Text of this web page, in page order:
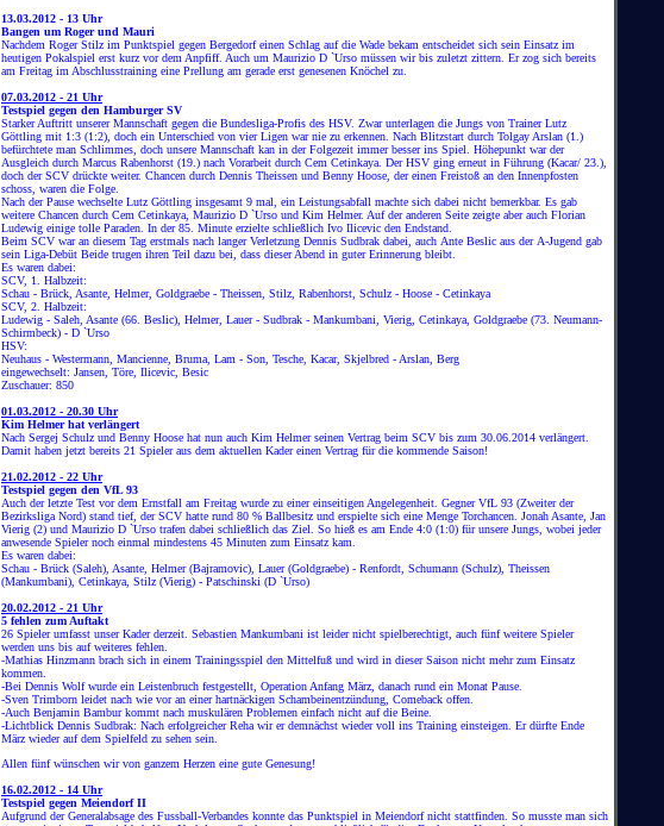
13.03.2012 - 13 Uhr
Bangen um Roger und Mauri
Nachdem Roger Stilz im Punktspiel gegen Bergedorf einen Schlag auf die Wade bekam entscheidet sich sein Einsatz im
heutigen Pokalspiel erst kurz vor dem Anpfiff. Auch um Maurizio D `Urso müssen wir bis zuletzt zittern. Er zog sich bereits
am Freitag im Abschlusstraining eine Prellung am gerade erst genesenen Knöchel zu.
07.03.2012 - 21 Uhr
Testspiel gegen den Hamburger SV
Starker Auftritt unserer Mannschaft gegen die Bundesliga-Profis des HSV. Zwar unterlagen die Jungs von Trainer Lutz
Göttling mit 1:3 (1:2), doch ein Unterschied von vier Ligen war nie zu erkennen. Nach Blitzstart durch Tolgay Arslan (1.)
befürchtete man Schlimmes, doch unsere Mannschaft kan in der Folgezeit immer besser ins Spiel. Höhepunkt war der
Ausgleich durch Marcus Rabenhorst (19.) nach Vorarbeit durch Cem Cetinkaya. Der HSV ging erneut in Führung (Kacar/ 23.),
doch der SCV drückte weiter. Chancen durch Dennis Theissen und Benny Hoose, der einen Freistoß an den Innenpfosten
schoss, waren die Folge.
Nach der Pause wechselte Lutz Göttling insgesamt 9 mal, ein Leistungsabfall machte sich dabei nicht bemerkbar. Es gab
weitere Chancen durch Cem Cetinkaya, Maurizio D `Urso und Kim Helmer. Auf der anderen Seite zeigte aber auch Florian
Ludewig einige tolle Paraden. In der 85. Minute erzielte schließlich Ivo Ilicevic den Endstand.
Beim SCV war an diesem Tag erstmals nach langer Verletzung Dennis Sudbrak dabei, auch Ante Beslic aus der A-Jugend gab
sein Liga-Debüt Beide trugen ihren Teil dazu bei, dass dieser Abend in guter Erinnerung bleibt.
Es waren dabei:
SCV, 1. Halbzeit:
Schau - Brück, Asante, Helmer, Goldgraebe - Theissen, Stilz, Rabenhorst, Schulz - Hoose - Cetinkaya
SCV, 2. Halbzeit:
Ludewig - Saleh, Asante (66. Beslic), Helmer, Lauer - Sudbrak - Mankumbani, Vierig, Cetinkaya, Goldgraebe (73. Neumann-
Schirmbeck) - D `Urso
HSV:
Neuhaus - Westermann, Mancienne, Bruma, Lam - Son, Tesche, Kacar, Skjelbred - Arslan, Berg
eingewechselt: Jansen, Töre, Ilicevic, Besic
Zuschauer: 850
01.03.2012 - 20.30 Uhr
Kim Helmer hat verlängert
Nach Sergej Schulz und Benny Hoose hat nun auch Kim Helmer seinen Vertrag beim SCV bis zum 30.06.2014 verlängert.
Damit haben jetzt bereits 21 Spieler aus dem aktuellen Kader einen Vertrag für die kommende Saison!
21.02.2012 - 22 Uhr
Testspiel gegen den VfL 93
Auch der letzte Test vor dem Ernstfall am Freitag wurde zu einer einseitigen Angelegenheit. Gegner VfL 93 (Zweiter der
Bezirksliga Nord) stand tief, der SCV hatte rund 80 % Ballbesitz und erspielte sich eine Menge Torchancen. Jonah Asante, Jan
Vierig (2) und Maurizio D `Urso trafen dabei schließlich das Ziel. So hieß es am Ende 4:0 (1:0) für unsere Jungs, wobei jeder
anwesende Spieler noch einmal mindestens 45 Minuten zum Einsatz kam.
Es waren dabei:
Schau - Brück (Saleh), Asante, Helmer (Bajramovic), Lauer (Goldgraebe) - Renfordt, Schumann (Schulz), Theissen
(Mankumbani), Cetinkaya, Stilz (Vierig) - Patschinski (D `Urso)
20.02.2012 - 21 Uhr
5 fehlen zum Auftakt
26 Spieler umfasst unser Kader derzeit. Sebastien Mankumbani ist leider nicht spielberechtigt, auch fünf weitere Spieler
werden uns bis auf weiteres fehlen.
-Mathias Hinzmann brach sich in einem Trainingsspiel den Mittelfuß und wird in dieser Saison nicht mehr zum Einsatz
kommen.
-Bei Dennis Wolf wurde ein Leistenbruch festgestellt, Operation Anfang März, danach rund ein Monat Pause.
-Sven Trimborn leidet nach wie vor an einer hartnäckigen Schambeinentzündung, Comeback offen.
-Auch Benjamin Bambur kommt nach muskulären Problemen einfach nicht auf die Beine.
-Lichtblick Dennis Sudbrak: Nach erfolgreicher Reha wir er demnächst wieder voll ins Training einsteigen. Er dürfte Ende
März wieder auf dem Spielfeld zu sehen sein.
Allen fünf wünschen wir von ganzem Herzen eine gute Genesung!
16.02.2012 - 14 Uhr
Testspiel gegen Meiendorf II
Aufgrund der Generalabsage des Fussball-Verbandes konnte das Punktspiel in Meiendorf nicht stattfinden. So musste man sich